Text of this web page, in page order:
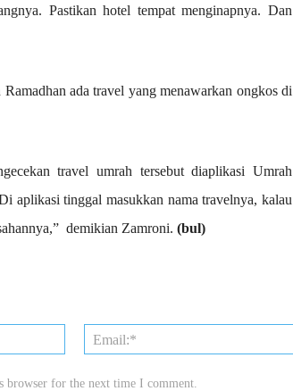
Pastikan hotel tempat menginapnya. Dan
ada travel yang menawarkan ongkos di
travel umrah tersebut diaplikasi Umrah
aplikasi tinggal masukkan nama travelnya, kalau
demikian Zamroni. (bul)
Name:*
browser for the next time I comment.